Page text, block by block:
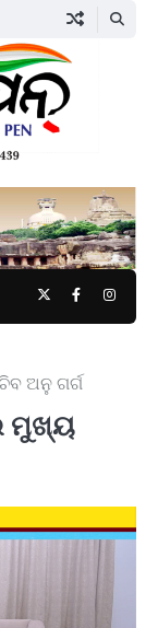
TwitterFacebook
ଅନୁ ଗର୍ଗ
ମୁଖ୍ୟ